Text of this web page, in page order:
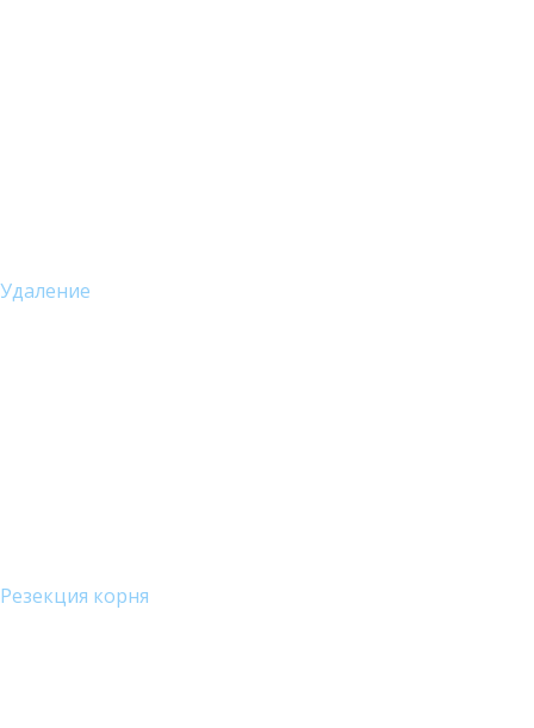
Удаление
Резекция корня